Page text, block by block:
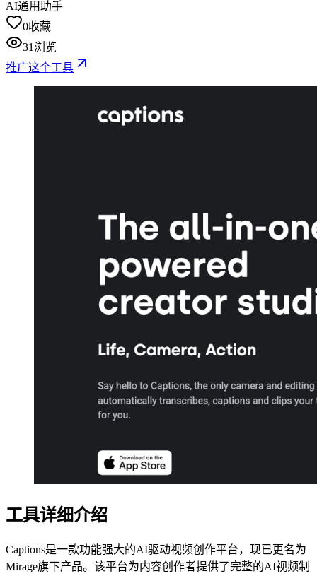
AI通用助手
0收藏
31 浏览
推广这个工具
工具详细介绍
Captions是一款功能强大的AI驱动视频创作平台，现已更名为
Mirage旗下产品。该平台为内容创作者提供了完整的AI视频制